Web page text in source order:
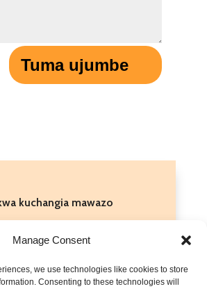
Manage Consent
we use technologies like cookies to store
Consenting to these technologies will
Tuma ujumbe
kuchangia mawazo
kutoa mawazo na ufahamu
hadithi kuhusu watu